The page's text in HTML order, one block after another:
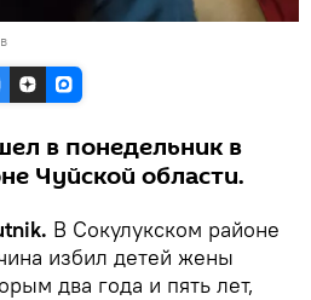
в понедельник в
Чуйской области.
В Сокулукском районе
избил детей жены
два года и пять лет,